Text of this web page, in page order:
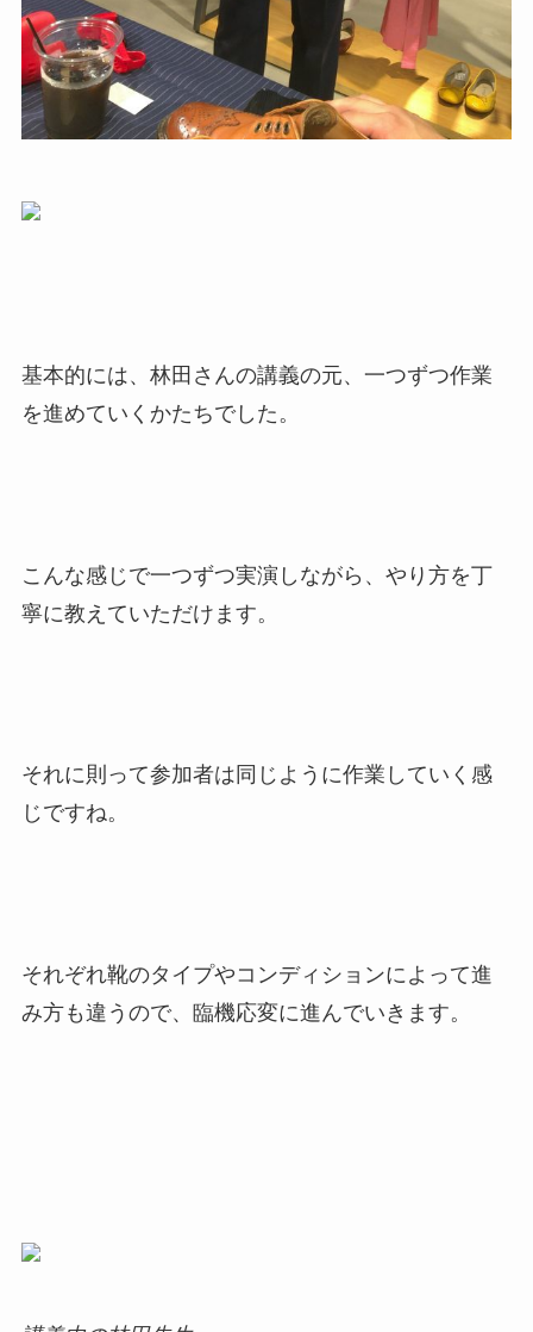
基本的には、林田さんの講義の元、一つずつ作業
を進めていくかたちでした。
こんな感じで一つずつ実演しながら、やり方を丁
寧に教えていただけます。
それに則って参加者は同じように作業していく感
じですね。
それぞれ靴のタイプやコンディションによって進
み方も違うので、臨機応変に進んでいきます。